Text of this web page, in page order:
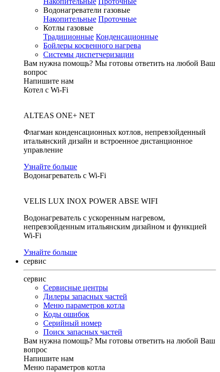
Водонагреватели газовые
Накопительные Проточные
Котлы газовые
Традиционные Конденсационные
Бойлеры косвенного нагрева
Системы диспетчеризации
Вам нужна помощь? Мы готовы ответить на любой Ваш
вопрос
Напишите нам
Котел с Wi-Fi
ALTEAS ONE+ NET
Флагман конденсационных котлов, непревзойденный
итальянский дизайн и встроенное дистанционное
управление
Узнайте больше
Водонагреватель с Wi-Fi
VELIS LUX INOX POWER ABSE WIFI
Водонагреватель с ускоренным нагревом,
непревзойденным итальянским дизайном и функцией
Wi-Fi
Узнайте больше
сервис
сервис
Сервисные центры
Дилеры запасных частей
Меню параметров котла
Коды ошибок
Серийный номер
Поиск запасных частей
Вам нужна помощь? Мы готовы ответить на любой Ваш
вопрос
Напишите нам
Меню параметров котла